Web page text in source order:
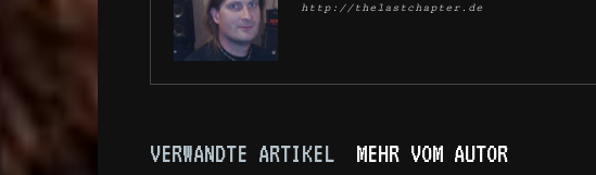
http://thelastchapter.de
VERWANDTE ARTIKEL MEHR VOM AUTOR